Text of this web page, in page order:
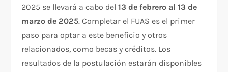
2025 se llevará a cabo del13 de febrero al 13 de
marzo de 2025. Completar el FUAS es el primer
paso para optar a este beneficio y otros
relacionados, como becas y créditos. Los
resultados de la postulación estarán disponibles